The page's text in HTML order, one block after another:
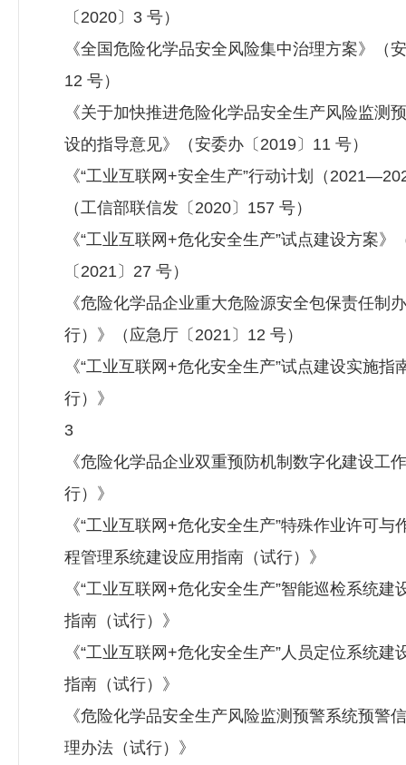
〔2020〕3 号）
《全国危险化学品安全风险集中治理方案》（
12 号）
《关于加快推进危险化学品安全生产风险监测
设的指导意见》（安委办〔2019〕11 号）
《“工业互联网+安全生产”行动计划（
（工信部联信发〔2020〕157 号）
《“工业互联网+危化安全生产”试点建设方案》
〔2021〕27 号）
《危险化学品企业重大危险源安全包保责任制
行）》（应急厅〔2021〕12 号）
《“工业互联网+危化安全生产”试点建设实施指
行）》
3
《危险化学品企业双重预防机制数字化建设工
行）》
《“工业互联网+危化安全生产”特殊作业许可与
程管理系统建设应用指南（试行）》
《“工业互联网+危化安全生产”智能巡检系统建
指南（试行）》
《“工业互联网+危化安全生产”人员定位系统建
指南（试行）》
《危险化学品安全生产风险监测预警系统预警
理办法（试行）》